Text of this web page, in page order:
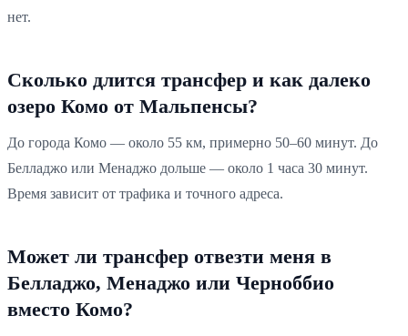
нет.
Сколько длится трансфер и как далеко
озеро Комо от Мальпенсы?
До города Комо — около 55 км, примерно 50–60 минут. До
Белладжо или Менаджо дольше — около 1 часа 30 минут.
Время зависит от трафика и точного адреса.
Может ли трансфер отвезти меня в
Белладжо, Менаджо или Черноббио
вместо Комо?